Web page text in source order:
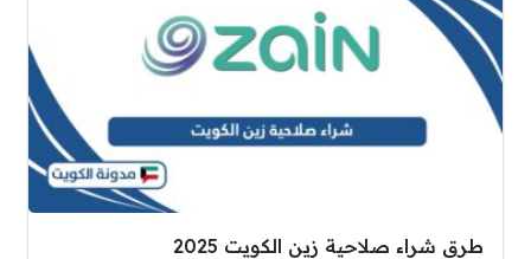
طرق شراء صلاحية زين الكويت 2025